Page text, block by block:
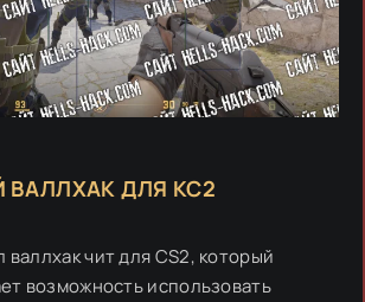
ВАЛЛХАК ДЛЯ КС2
валлхак чит для CS2, который
возможность использовать